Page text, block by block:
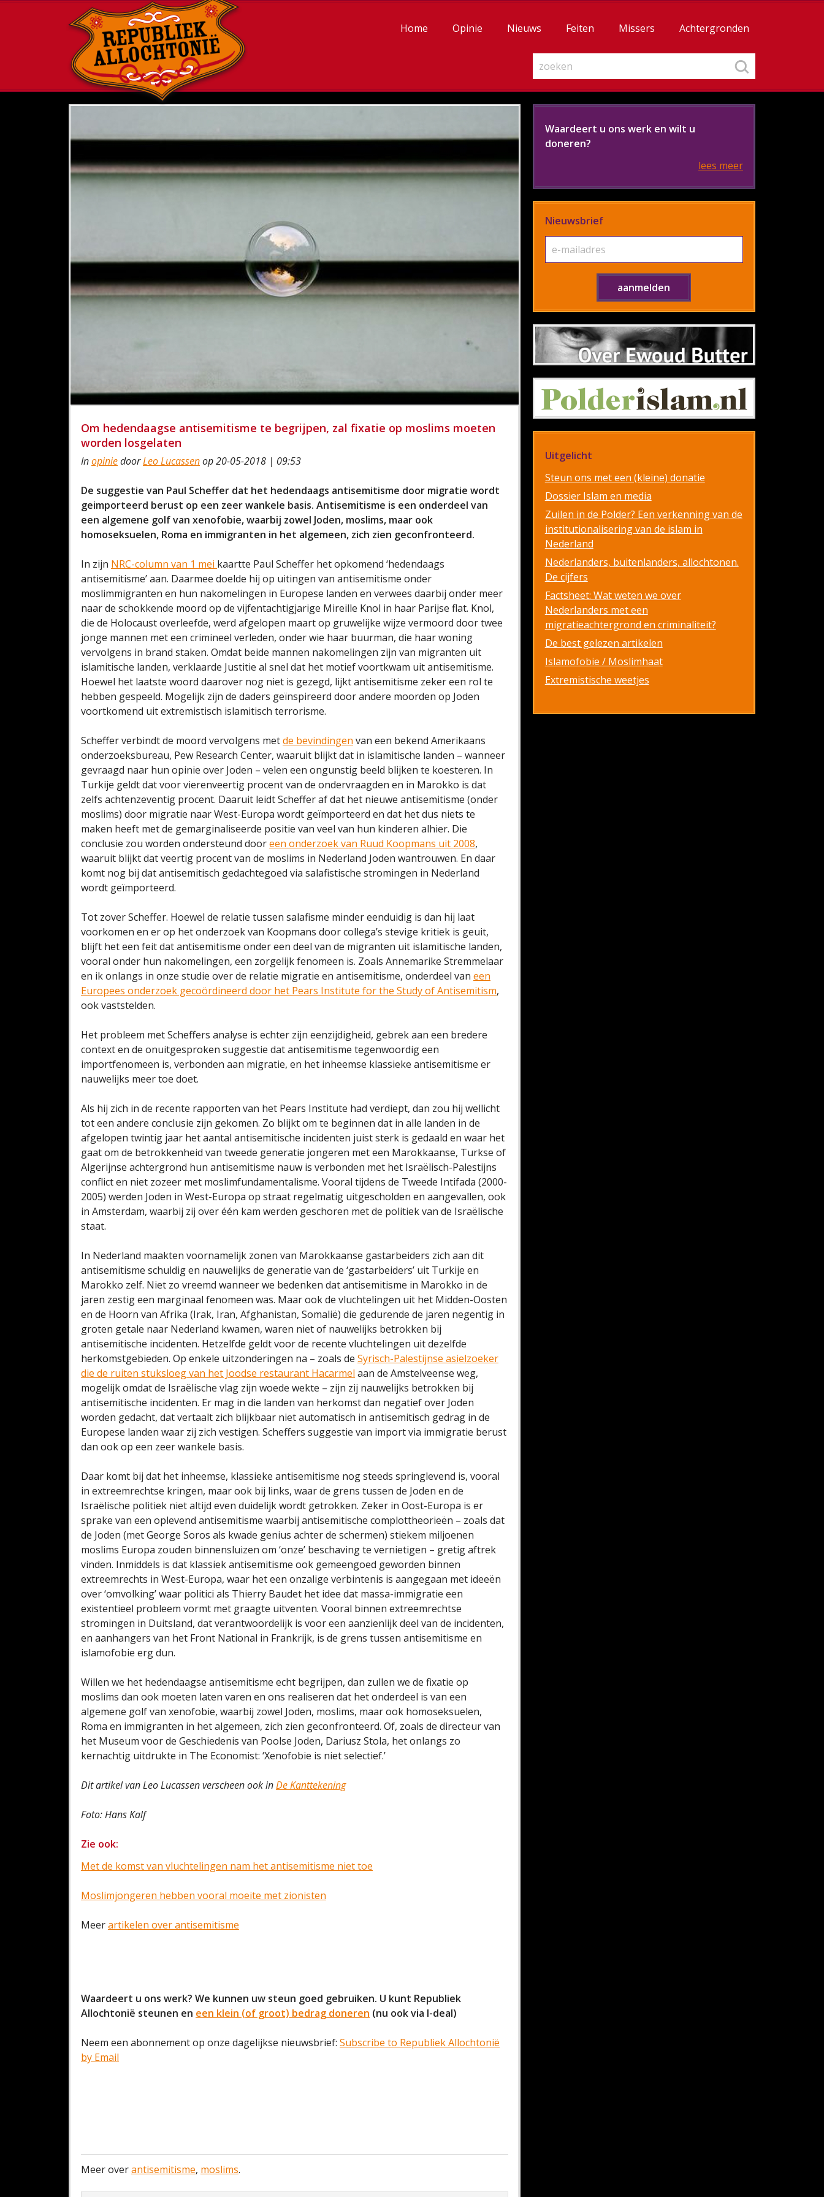
Home Opinie Nieuws Feiten Missers Achtergronden
Om hedendaagse antisemitisme te begrijpen, zal fixatie op moslims moeten
worden losgelaten
InopiniedoorLeo Lucassenop 20-05-2018 | 09:53
De suggestie van Paul Scheffer dat het hedendaags antisemitisme door migratie wordt
geimporteerd berust op een zeer wankele basis. Antisemitisme is een onderdeel van
een algemene golf van xenofobie, waarbij zowel Joden, moslims, maar ook
homoseksuelen, Roma en immigranten in het algemeen, zich zien geconfronteerd.
In zijn NRC-column van 1 mei kaartte Paul Scheffer het opkomend ‘hedendaags
antisemitisme’ aan. Daarmee doelde hij op uitingen van antisemitisme onder
moslimmigranten en hun nakomelingen in Europese landen en verwees daarbij onder meer
naar de schokkende moord op de vijfentachtigjarige Mireille Knol in haar Parijse flat. Knol,
die de Holocaust overleefde, werd afgelopen maart op gruwelijke wijze vermoord door twee
jonge mannen met een crimineel verleden, onder wie haar buurman, die haar woning
vervolgens in brand staken. Omdat beide mannen nakomelingen zijn van migranten uit
islamitische landen, verklaarde Justitie al snel dat het motief voortkwam uit antisemitisme.
Hoewel het laatste woord daarover nog niet is gezegd, lijkt antisemitisme zeker een rol te
hebben gespeeld. Mogelijk zijn de daders geïnspireerd door andere moorden op Joden
voortkomend uit extremistisch islamitisch terrorisme.
Scheffer verbindt de moord vervolgens metde bevindingen van een bekend Amerikaans
onderzoeksbureau, Pew Research Center, waaruit blijkt dat in islamitische landen – wanneer
gevraagd naar hun opinie over Joden – velen een ongunstig beeld blijken te koesteren. In
Turkije geldt dat voor vierenveertig procent van de ondervraagden en in Marokko is dat
zelfs achtenzeventig procent. Daaruit leidt Scheffer af dat het nieuwe antisemitisme (onder
moslims) door migratie naar West-Europa wordt geïmporteerd en dat het dus niets te
maken heeft met de gemarginaliseerde positie van veel van hun kinderen alhier. Die
conclusie zou worden ondersteund dooreen onderzoek van Ruud Koopmans uit 2008,
waaruit blijkt dat veertig procent van de moslims in Nederland Joden wantrouwen. En daar
komt nog bij dat antisemitisch gedachtegoed via salafistische stromingen in Nederland
wordt geïmporteerd.
Tot zover Scheffer. Hoewel de relatie tussen salafisme minder eenduidig is dan hij laat
voorkomen en er op het onderzoek van Koopmans door collega’s stevige kritiek is geuit,
blijft het een feit dat antisemitisme onder een deel van de migranten uit islamitische landen,
vooral onder hun nakomelingen, een zorgelijk fenomeen is. Zoals Annemarike Stremmelaar
en ik onlangs in onze studie over de relatie migratie en antisemitisme, onderdeel van een
Europees onderzoek gecoördineerd door het Pears Institute for the Study of Antisemitism,
ook vaststelden.
Het probleem met Scheffers analyse is echter zijn eenzijdigheid, gebrek aan een bredere
context en de onuitgesproken suggestie dat antisemitisme tegenwoordig een
importfenomeen is, verbonden aan migratie, en het inheemse klassieke antisemitisme er
nauwelijks meer toe doet.
Als hij zich in de recente rapporten van het Pears Institute had verdiept, dan zou hij wellicht
tot een andere conclusie zijn gekomen. Zo blijkt om te beginnen dat in alle landen in de
afgelopen twintig jaar het aantal antisemitische incidenten juist sterk is gedaald en waar het
gaat om de betrokkenheid van tweede generatie jongeren met een Marokkaanse, Turkse of
Algerijnse achtergrond hun antisemitisme nauw is verbonden met het Israëlisch-Palestijns
conflict en niet zozeer met moslimfundamentalisme. Vooral tijdens de Tweede Intifada (2000-
2005) werden Joden in West-Europa op straat regelmatig uitgescholden en aangevallen, ook
in Amsterdam, waarbij zij over één kam werden geschoren met de politiek van de Israëlische
staat.
In Nederland maakten voornamelijk zonen van Marokkaanse gastarbeiders zich aan dit
antisemitisme schuldig en nauwelijks de generatie van de ‘gastarbeiders’ uit Turkije en
Marokko zelf. Niet zo vreemd wanneer we bedenken dat antisemitisme in Marokko in de
jaren zestig een marginaal fenomeen was. Maar ook de vluchtelingen uit het Midden-Oosten
en de Hoorn van Afrika (Irak, Iran, Afghanistan, Somalië) die gedurende de jaren negentig in
groten getale naar Nederland kwamen, waren niet of nauwelijks betrokken bij
antisemitische incidenten. Hetzelfde geldt voor de recente vluchtelingen uit dezelfde
herkomstgebieden. Op enkele uitzonderingen na – zoals de Syrisch-Palestijnse asielzoeker
die de ruiten stuksloeg van het Joodse restaurant Hacarmel aan de Amstelveense weg,
mogelijk omdat de Israëlische vlag zijn woede wekte – zijn zij nauwelijks betrokken bij
antisemitische incidenten. Er mag in die landen van herkomst dan negatief over Joden
worden gedacht, dat vertaalt zich blijkbaar niet automatisch in antisemitisch gedrag in de
Europese landen waar zij zich vestigen. Scheffers suggestie van import via immigratie berust
dan ook op een zeer wankele basis.
Daar komt bij dat het inheemse, klassieke antisemitisme nog steeds springlevend is, vooral
in extreemrechtse kringen, maar ook bij links, waar de grens tussen de Joden en de
Israëlische politiek niet altijd even duidelijk wordt getrokken. Zeker in Oost-Europa is er
sprake van een oplevend antisemitisme waarbij antisemitische complottheorieën – zoals dat
de Joden (met George Soros als kwade genius achter de schermen) stiekem miljoenen
moslims Europa zouden binnensluizen om ‘onze’ beschaving te vernietigen – gretig aftrek
vinden. Inmiddels is dat klassiek antisemitisme ook gemeengoed geworden binnen
extreemrechts in West-Europa, waar het een onzalige verbintenis is aangegaan met ideeën
over ‘omvolking’ waar politici als Thierry Baudet het idee dat massa-immigratie een
existentieel probleem vormt met graagte uitventen. Vooral binnen extreemrechtse
stromingen in Duitsland, dat verantwoordelijk is voor een aanzienlijk deel van de incidenten,
en aanhangers van het Front National in Frankrijk, is de grens tussen antisemitisme en
islamofobie erg dun.
Willen we het hedendaagse antisemitisme echt begrijpen, dan zullen we de fixatie op
moslims dan ook moeten laten varen en ons realiseren dat het onderdeel is van een
algemene golf van xenofobie, waarbij zowel Joden, moslims, maar ook homoseksuelen,
Roma en immigranten in het algemeen, zich zien geconfronteerd. Of, zoals de directeur van
het Museum voor de Geschiedenis van Poolse Joden, Dariusz Stola, het onlangs zo
kernachtig uitdrukte in The Economist: ‘Xenofobie is niet selectief.’
Dit artikel van Leo Lucassen verscheen ook inDe Kanttekening
Foto: Hans Kalf
Zie ook:
Met de komst van vluchtelingen nam het antisemitisme niet toe
Moslimjongeren hebben vooral moeite met zionisten
Meerartikelen over antisemitisme
Waardeert u ons werk? We kunnen uw steun goed gebruiken. U kunt Republiek
Allochtonië steunen en een klein (of groot) bedrag doneren (nu ook via I-deal)
Neem een abonnement op onze dagelijkse nieuwsbrief: Subscribe to Republiek Allochtonië
by Email
Meer overantisemitisme, moslims.
Waardeert u ons werk en wilt u
doneren?
lees meer
Nieuwsbrief
Uitgelicht
Steun ons met een (kleine) donatie
Dossier Islam en media
Zuilen in de Polder? Een verkenning van de
institutionalisering van de islam in
Nederland
Nederlanders, buitenlanders, allochtonen.
De cijfers
Factsheet: Wat weten we over
Nederlanders met een
migratieachtergrond en criminaliteit?
De best gelezen artikelen
Islamofobie / Moslimhaat
Extremistische weetjes